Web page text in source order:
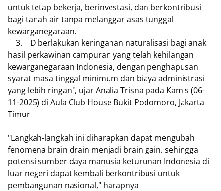
untuk tetap bekerja, berinvestasi, dan berkontribusi
bagi tanah air tanpa melanggar asas tunggal
kewarganegaraan.
3. Diberlakukan keringanan naturalisasi bagi anak
hasil perkawinan campuran yang telah kehilangan
kewarganegaraan Indonesia, dengan penghapusan
syarat masa tinggal minimum dan biaya administrasi
yang lebih ringan", ujar Analia Trisna pada Kamis (06-
11-2025) di Aula Club House Bukit Podomoro, Jakarta
Timur
"Langkah-langkah ini diharapkan dapat mengubah
fenomena brain drain menjadi brain gain, sehingga
potensi sumber daya manusia keturunan Indonesia di
luar negeri dapat kembali berkontribusi untuk
pembangunan nasional," harapnya